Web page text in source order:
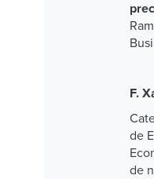
F.
de
de